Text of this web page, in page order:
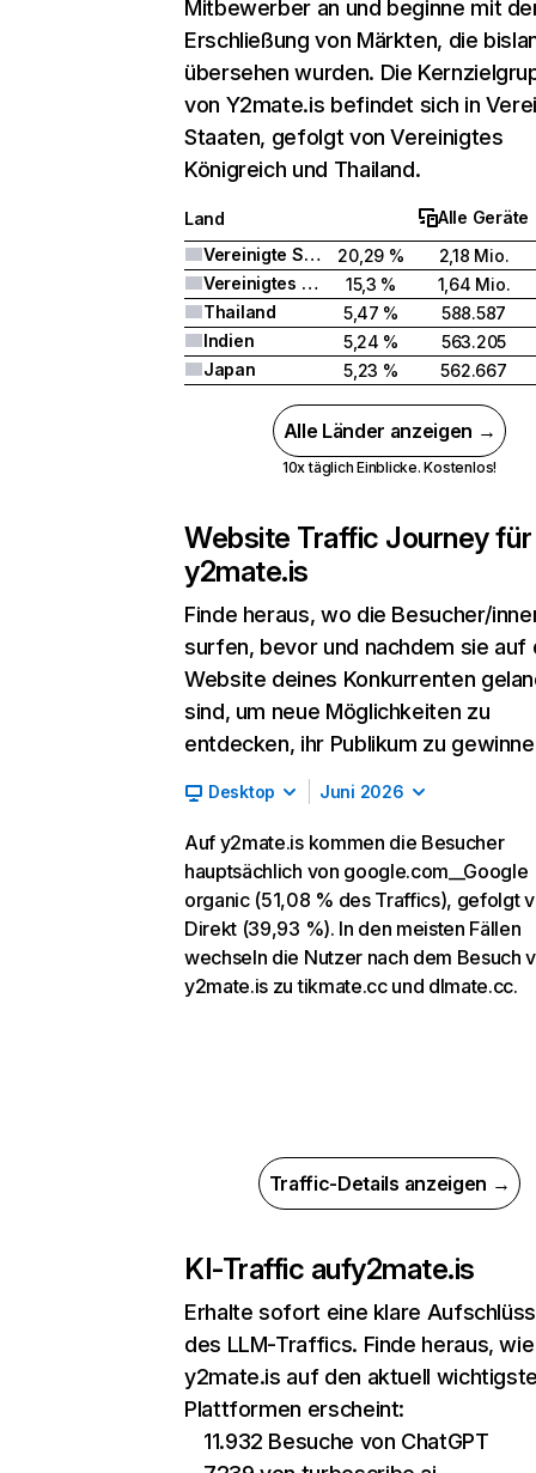
Mitbewerber an und beginne mit
Erschließung von Märkten, die
übersehen wurden. Die
von Y2mate.is befindet sich in
Staaten, gefolgt von Vereinigtes
Königreich und Thailand.
Land
Alle Geräte
Vereinigte Staaten
20,29 %
2,18 Mio.
Vereinigtes Königreich
15,3 %
1,64 Mio.
Thailand
5,47 %
588.587
Indien
5,24 %
563.205
Japan
5,23 % 562.667
Alle Länder anzeigen →
10x täglich Einblicke. Kostenlos!
Website Traffic Journey für
y2mate.is
Finde heraus, wo die Besucher/
surfen, bevor und nachdem sie auf
Website deines Konkurrenten
sind, um neue Möglichkeiten zu
entdecken, ihr Publikum zu
Desktop Juni 2026
Auf y2mate.is kommen die Besucher
hauptsächlich von google.com__Google
organic (51,08 % des Traffics), gefolgt
Direkt (39,93 %). In den meisten Fällen
wechseln die Nutzer nach dem Besuch
y2mate.is zu tikmate.cc und dlmate.cc.
Traffic-Details anzeigen →
KI-Traffic aufy2mate.is
Erhalte sofort eine klare
des LLM-Traffics. Finde heraus, wie
y2mate.is auf den aktuell
Plattformen erscheint:
11.932 Besuche von ChatGPT